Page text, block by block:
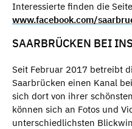
Interessierte finden die
www.facebook.com/
SAARBRÜCKEN BEI
Seit Februar 2017 betreibt
Saarbrücken einen Kanal
sich dort von ihrer
können sich an Fotos und
unterschiedlichsten